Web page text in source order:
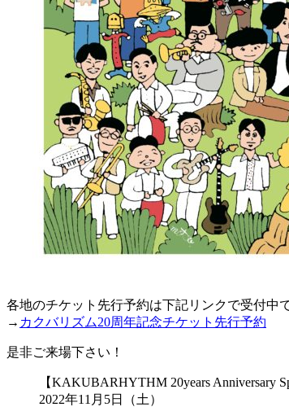
各地のチケット先行予約は下記リンクで受付中で
→ カクバリズム20周年記念チケット先行予約
是非ご来場下さい！
【KAKUBARHYTHM 20years Anniversary
2022年11月5日（土）